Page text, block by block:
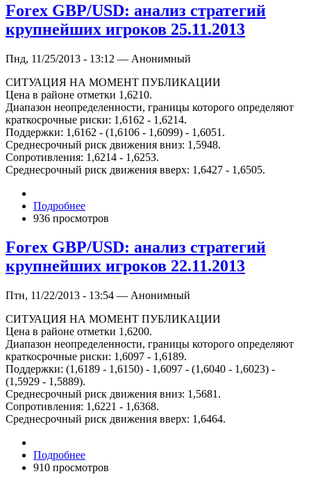
Forex GBP/USD: анализ стратегий
крупнейших игроков 25.11.2013
Пнд, 11/25/2013 - 13:12 — Анонимный
СИТУАЦИЯ НА МОМЕНТ ПУБЛИКАЦИИ
Цена в районе отметки 1,6210.
Диапазон неопределенности, границы которого определяют
краткосрочные риски: 1,6162 - 1,6214.
Поддержки: 1,6162 - (1,6106 - 1,6099) - 1,6051.
Среднесрочный риск движения вниз: 1,5948.
Сопротивления: 1,6214 - 1,6253.
Среднесрочный риск движения вверх: 1,6427 - 1,6505.
Подробнее
936 просмотров
Forex GBP/USD: анализ стратегий
крупнейших игроков 22.11.2013
Птн, 11/22/2013 - 13:54 — Анонимный
СИТУАЦИЯ НА МОМЕНТ ПУБЛИКАЦИИ
Цена в районе отметки 1,6200.
Диапазон неопределенности, границы которого определяют
краткосрочные риски: 1,6097 - 1,6189.
Поддержки: (1,6189 - 1,6150) - 1,6097 - (1,6040 - 1,6023) -
(1,5929 - 1,5889).
Среднесрочный риск движения вниз: 1,5681.
Сопротивления: 1,6221 - 1,6368.
Среднесрочный риск движения вверх: 1,6464.
Подробнее
910 просмотров